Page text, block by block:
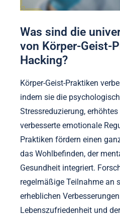
Was sind die
von Körper-Geist-
Hacking?
Körper-Geist-Praktiken
indem sie die
Stressreduzierung,
verbesserte emotionale
Praktiken fördern einen
das Wohlbefinden, der
Gesundheit integriert.
regelmäßige Teilnahme an
erheblichen
Lebenszufriedenheit und